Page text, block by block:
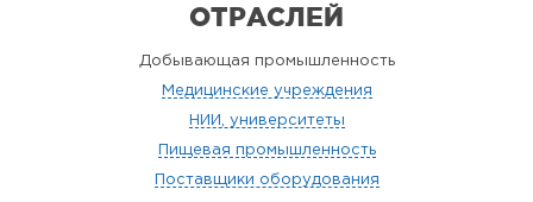
ОТРАСЛЕЙ
Добывающая промышленность
Медицинские учреждения
НИИ, университеты
Пищевая промышленность
Поставщики оборудования